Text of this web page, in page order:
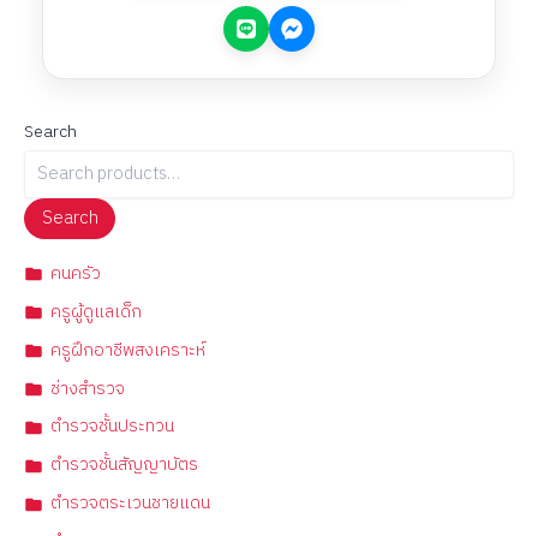
Search
Search
คนครัว
ครูผู้ดูแลเด็ก
ครูฝึกอาชีพสงเคราะห์
ช่างสำรวจ
ตำรวจชั้นประทวน
ตำรวจชั้นสัญญาบัตร
ตำรวจตระเวนชายแดน